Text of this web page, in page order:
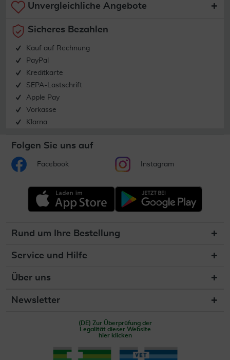
Unvergleichliche Angebote
Sicheres Bezahlen
Kauf auf Rechnung
PayPal
Kreditkarte
SEPA-Lastschrift
Apple Pay
Vorkasse
Klarna
Folgen Sie uns auf
Facebook Instagram
Rund um Ihre Bestellung
Service und Hilfe
Über uns
Newsletter
(DE) Zur Überprüfung der
Legalität dieser Website
hier klicken